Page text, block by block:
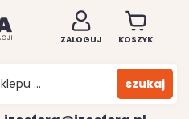
ZALOGUJ KOSZYK
szukaj